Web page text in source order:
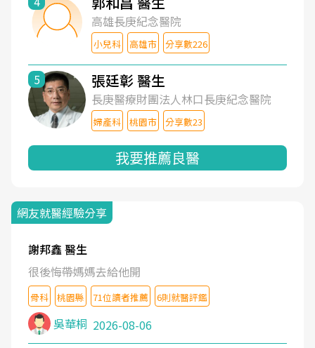
高雄長庚紀念醫院
小兒科 高雄市 分享數226
5 張廷彰 醫生
長庚醫療財團法人林口長庚紀念醫院
婦產科 桃園市 分享數23
我要推薦良醫
網友就醫經驗分享
謝邦鑫 醫生
很後悔帶媽媽去給他開
骨科 桃園縣 71位讀者推薦 6則就醫評鑑
吳華桐 2026-08-06